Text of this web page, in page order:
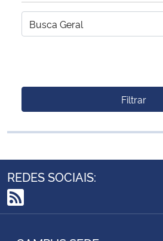
Filtrar
REDES SOCIAIS:
RSS